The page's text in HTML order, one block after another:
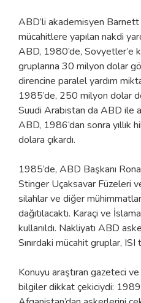
ABD’li akademisyen Barnett
mücahitlere yapılan nakdi
ABD, 1980’de, Sovyetler’e
gruplarına 30 milyon dolar
direncine paralel yardım
1985’de, 250 milyon dolar
Suudi Arabistan da ABD ile
ABD, 1986’dan sonra yıllık
dolara çıkardı.
1985’de, ABD Başkanı
Stinger Uçaksavar Füzeleri
silahlar ve diğer
dağıtılacaktı. Karaçi ve
kullanıldı. Nakliyatı ABD
Sınırdaki mücahit gruplar, ISI
Konuyu araştıran gazeteci
bilgiler dikkat çekiciydi: